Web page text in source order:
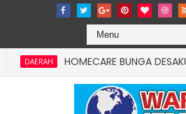
HOMECARE BUNGA DESAKU DI